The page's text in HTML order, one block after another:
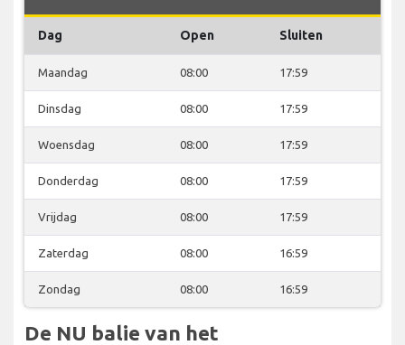
Dag Open Sluiten
Maandag 08:00 17:59
Dinsdag 08:00 17:59
Woensdag 08:00 17:59
Donderdag 08:00 17:59
Vrijdag 08:00 17:59
Zaterdag 08:00 16:59
Zondag 08:00 16:59
De NU balie van het